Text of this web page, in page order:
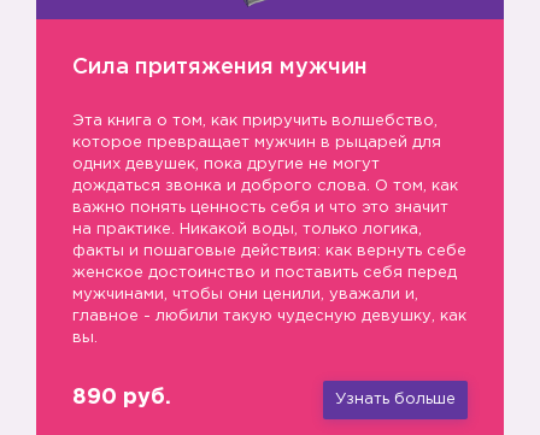
Сила притяжения мужчин
Эта книга о том, как приручить волшебство,
которое превращает мужчин в рыцарей для
одних девушек, пока другие не могут
дождаться звонка и доброго слова. О том, как
важно понять ценность себя и что это значит
на практике. Никакой воды, только логика,
факты и пошаговые действия: как вернуть себе
женское достоинство и поставить себя перед
мужчинами, чтобы они ценили, уважали и,
главное - любили такую чудесную девушку, как
вы.
890 руб. Узнать больше